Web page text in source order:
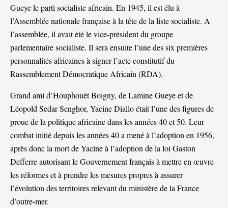
Gueye le parti socialiste africain. En 1945, il est élu à
l’Assemblée nationale française à la tête de la liste socialiste. A
l’assemblée, il avait été le vice-président du groupe
parlementaire socialiste. Il sera ensuite l’une des six premières
personnalités africaines à signer l’acte constitutif du
Rassemblement Démocratique Africain (RDA).
Grand ami d’Houphouët Boigny, de Lamine Gueye et de
Léopold Sedar Senghor, Yacine Diallo était l’une des figures de
proue de la politique africaine dans les années 40 et 50. Leur
combat initié depuis les années 40 a mené à l’adoption en 1956,
après donc la mort de Yacine à l’adoption de la loi Gaston
Defferre autorisant le Gouvernement français à mettre en œuvre
les réformes et à prendre les mesures propres à assurer
l’évolution des territoires relevant du ministère de la France
d’outre-mer.